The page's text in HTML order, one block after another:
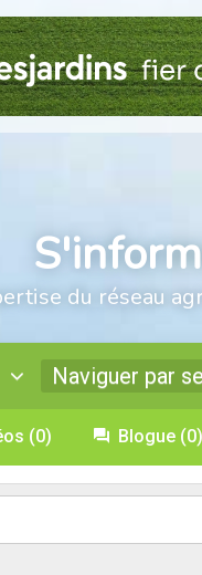
du réseau
Naviguer par
(0) Blogue (0)